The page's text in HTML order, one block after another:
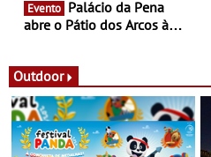
Evento
abre o Pátio dos Arcos à
Outdoor